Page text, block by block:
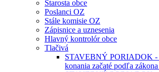
Starosta obce
Poslanci OZ
Stále komisie OZ
Zápisnice a uznesenia
Hlavný kontrolór obce
Tlačivá
STAVEBNÝ PORIADOK -
konania začaté podľa